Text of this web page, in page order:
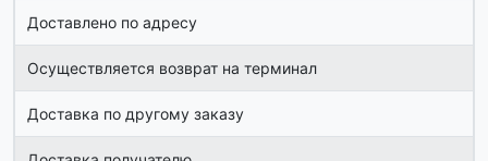
Доставлено по адресу
Осуществляется возврат на терминал
Доставка по другому заказу